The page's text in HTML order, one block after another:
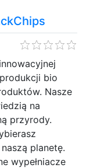
bio
Nasze
na
przyrody.
planetę.
wypełniacze